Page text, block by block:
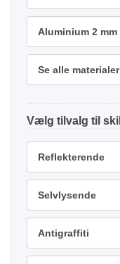
Aluminium 2 mm
Se alle materialer
tilvalg
Reflekterende
Selvlysende
Antigraffiti